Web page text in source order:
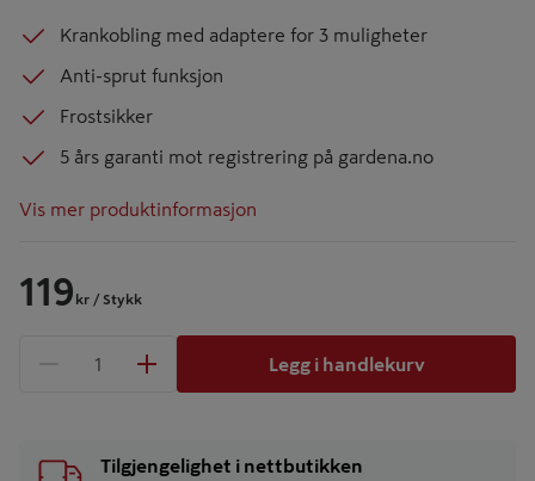
Krankobling med adaptere for 3 muligheter
Anti-sprut funksjon
Frostsikker
5 års garanti mot registrering på gardena.no
Vis mer produktinformasjon
119 kr / Stykk
1 produkter
Legg i handlekurv
Tilgjengelighet i nettbutikken